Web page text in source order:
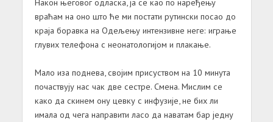
враћам на оно што ће ми постати рутински посао до
краја боравка на Одељењу интензивне неге: играње
глувих телефона с неонатологијом и плакање.
Мало иза поднева, својим присуством на 10 минута
почаствују нас чак две сестре. Смена. Мислим се
како да скинем ону цевку с инфузије, не бих ли
имала од чега направити ласо да наватам бар једну